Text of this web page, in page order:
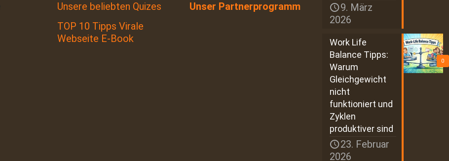
Unsere beliebten Quizes
TOP 10 Tipps Virale
Webseite E-Book
Unser Partnerprogramm
9. März
2026
0
Work Life
Balance Tipps:
Warum
Gleichgewicht
nicht
funktioniert und
Zyklen
produktiver sind
23. Februar
2026